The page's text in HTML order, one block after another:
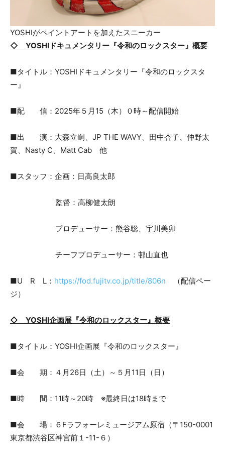
YOSHIがペイントアートを加えたスニーカー
◇ YOSHIドキュメンタリー『令和のロックスター』概要
■タイトル：YOSHIドキュメンタリー『令和のロックスタ
ー』
■配 信：2025年５月15（木）０時～配信開始
■出 演：大森立嗣、JP THE WAVY、田中杏子、仲野太
賀、Nasty C、Matt Cab 他
■スタッフ：企画：日高良太郎
監督：高柳健太朗
プロデューサー：熊谷聡、宇川美卯
チーフプロデューサー：邨山直也
■U R L： https://fod.fujitv.co.jp/title/806n （配信ペー
ジ）
◇ YOSHI企画展『令和のロックスター』概要
■タイトル：YOSHI企画展『令和のロックスター』
■会 期：４月26日（土）～５月11日（日）
■時 間：11時～20時 ※最終日は18時まで
■会 場：６Fラフォーレミュージアム原宿（〒150-0001
東京都渋谷区神宮前１-11-６）